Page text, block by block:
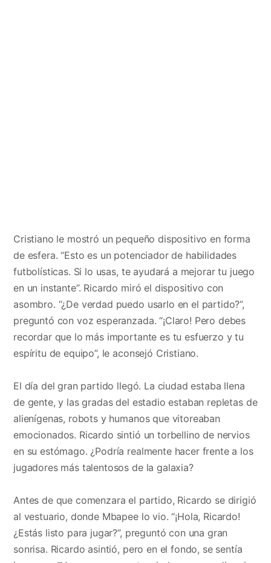
Cristiano le mostró un pequeño dispositivo en forma
de esfera. “Esto es un potenciador de habilidades
futbolísticas. Si lo usas, te ayudará a mejorar tu juego
en un instante”. Ricardo miró el dispositivo con
asombro. “¿De verdad puedo usarlo en el partido?”,
preguntó con voz esperanzada. “¡Claro! Pero debes
recordar que lo más importante es tu esfuerzo y tu
espíritu de equipo”, le aconsejó Cristiano.
El día del gran partido llegó. La ciudad estaba llena
de gente, y las gradas del estadio estaban repletas de
alienígenas, robots y humanos que vitoreaban
emocionados. Ricardo sintió un torbellino de nervios
en su estómago. ¿Podría realmente hacer frente a los
jugadores más talentosos de la galaxia?
Antes de que comenzara el partido, Ricardo se dirigió
al vestuario, donde Mbapee lo vio. “¡Hola, Ricardo!
¿Estás listo para jugar?”, preguntó con una gran
sonrisa. Ricardo asintió, pero en el fondo, se sentía